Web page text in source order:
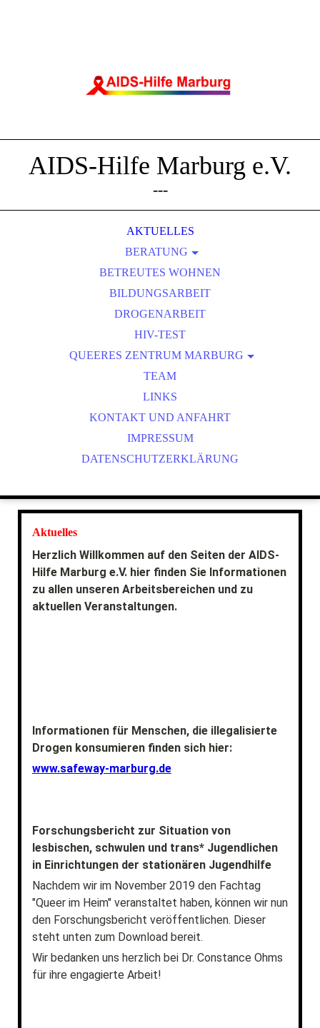
AIDS-Hilfe Marburg e.V.
---
AKTUELLES
BERATUNG
ÄRZT*INNEN-INFOS
JVA
BETREUTES WOHNEN
BILDUNGSARBEIT
DROGENARBEIT
HIV-TEST
QUEERES ZENTRUM MARBURG
LSBT*IQ-NETZWERKSTELLE
QUEERES ARCHIV MARBURG
SCHWULE / MSM
TEAM
LINKS
KONTAKT UND ANFAHRT
IMPRESSUM
DATENSCHUTZERKLÄRUNG
Aktuelles
Herzlich Willkommen auf den Seiten der AIDS-
Hilfe Marburg e.V. hier finden Sie Informationen
zu allen unseren Arbeitsbereichen und zu
aktuellen Veranstaltungen.
Informationen für Menschen, die illegalisierte
Drogen konsumieren finden sich hier:
www.safeway-marburg.de
Forschungsbericht zur Situation von
lesbischen, schwulen und trans* Jugendlichen
in Einrichtungen der stationären Jugendhilfe
Nachdem wir im November 2019 den Fachtag
"Queer im Heim" veranstaltet haben, können wir nun
den Forschungsbericht veröffentlichen. Dieser
steht unten zum Download bereit.
Wir bedanken uns herzlich bei Dr. Constance Ohms
für ihre engagierte Arbeit!